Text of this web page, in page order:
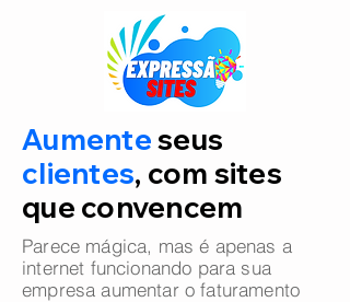
Aumenteseus
clientes, com sites
que convencem
Parece mágica, mas é apenas a
internet funcionando para sua
empresa aumentar o faturamento